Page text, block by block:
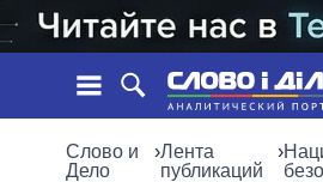
НОВОСТИ
Слово и
Дело
›Лента
публикаций
›